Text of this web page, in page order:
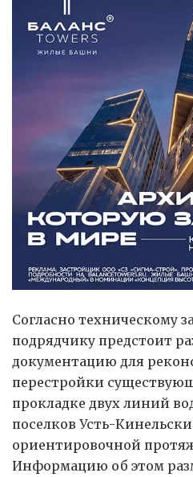
Согласно техническому
подрядчику предстоит
документацию для
перестройки
прокладке двух линий
поселков Усть-
ориентировочной
Информацию об этом